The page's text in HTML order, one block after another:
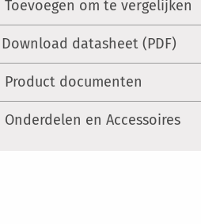
Toevoegen om te vergelijken
Download datasheet (PDF)
Product documenten
Onderdelen en Accessoires